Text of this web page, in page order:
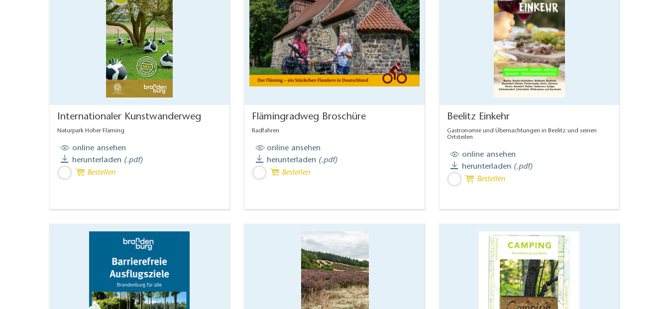
Internationaler Kunstwanderweg
Naturpark Hoher Fläming
online ansehen
herunterladen (.pdf)
Bestellen
Flämingradweg Broschüre
Radfahren
online ansehen
herunterladen (.pdf)
Bestellen
Beelitz Einkehr
Gastronomie und Übernachtungen in Beelitz und seinen
Ortsteilen
online ansehen
herunterladen (.pdf)
Bestellen